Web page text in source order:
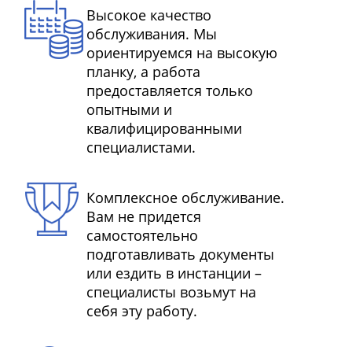
Высокое качество
обслуживания. Мы
ориентируемся на высокую
планку, а работа
предоставляется только
опытными и
квалифицированными
специалистами.
Комплексное обслуживание.
Вам не придется
самостоятельно
подготавливать документы
или ездить в инстанции –
специалисты возьмут на
себя эту работу.